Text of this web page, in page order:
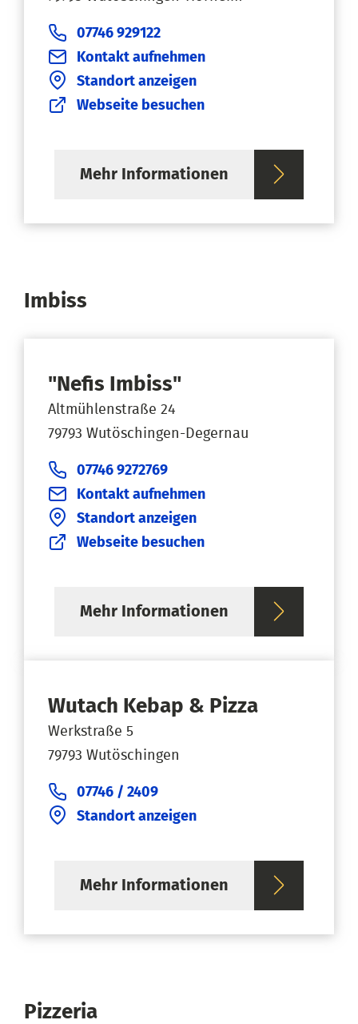
07746 929122
Kontakt aufnehmen
Standort anzeigen
Webseite besuchen
Mehr Informationen
Imbiss
"Nefis Imbiss"
Altmühlenstraße 24
79793 Wutöschingen-Degernau
07746 9272769
Kontakt aufnehmen
Standort anzeigen
Webseite besuchen
Mehr Informationen
Wutach Kebap & Pizza
Werkstraße 5
79793 Wutöschingen
07746 / 2409
Standort anzeigen
Mehr Informationen
Pizzeria